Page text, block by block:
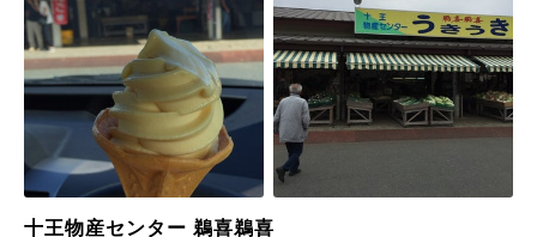
十王物産センター 鵜喜鵜喜